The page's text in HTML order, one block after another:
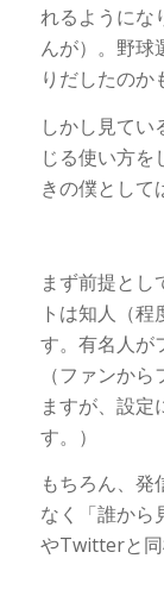
れるようにな
んが）。野球
りだしたのか
しかし見てい
じる使い方を
きの僕として
まず前提と
トは知人（
す。有名人が
（ファンか
ますが、設定
す。）
もちろん、発
なく「誰から
やTwitterと同